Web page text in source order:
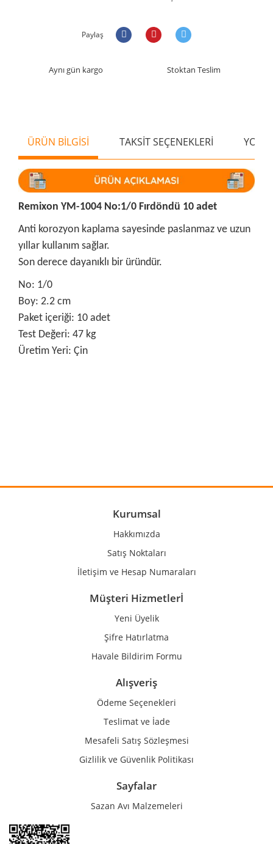
Paylaş
Aynı gün kargo Stoktan Teslim
ÜRÜN BİLGİSİ TAKSİT SEÇENEKLERİ
Remixon YM-1004 No:1/0 Fırdöndü 10 adet
Anti korozyon kaplama sayesinde paslanmaz ve uzun
yıllar kullanım sağlar.
Son derece dayanıklı bir üründür.
No: 1/0
Boy: 2.2 cm
Paket içeriği: 10 adet
Test Değeri: 47 kg
Üretim Yeri: Çin
Ürün açıklamasında eksik bilgiler bulunuyor.
Ürün bilgilerinde hatalar bulunuyor.
Gönder
Kurumsal
Hakkımızda
Satış Noktaları
İletişim ve Hesap Numaraları
Müşteri Hizmetlerİ
Yeni Üyelik
Şifre Hatırlatma
Havale Bildirim Formu
Alışveriş
Ödeme Seçenekleri
Teslimat ve İade
Mesafeli Satış Sözleşmesi
Gizlilik ve Güvenlik Politikası
Sayfalar
Sazan Avı Malzemeleri